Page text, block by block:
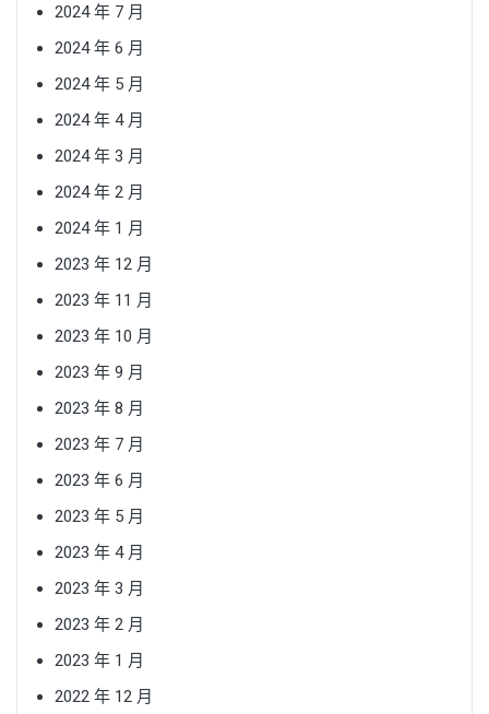
2024 年 7 月
2024 年 6 月
2024 年 5 月
2024 年 4 月
2024 年 3 月
2024 年 2 月
2024 年 1 月
2023 年 12 月
2023 年 11 月
2023 年 10 月
2023 年 9 月
2023 年 8 月
2023 年 7 月
2023 年 6 月
2023 年 5 月
2023 年 4 月
2023 年 3 月
2023 年 2 月
2023 年 1 月
2022 年 12 月